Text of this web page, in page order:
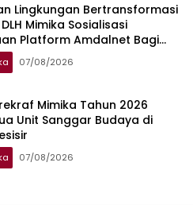
Lingkungan Bertransformasi
Mimika Sosialisasi
Platform Amdalnet Bagi
07/08/2026
Mimika Tahun 2026
Unit Sanggar Budaya di
07/08/2026